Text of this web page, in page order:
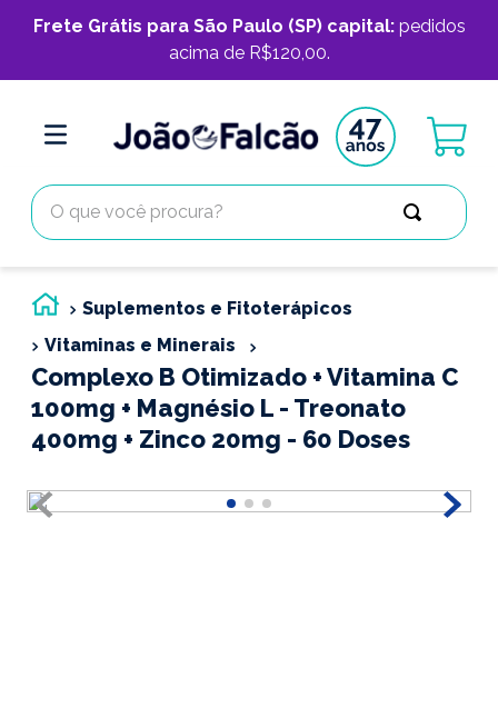
Frete Grátis para São Paulo (SP) capital:pedidos
acima de R$120,00.
O que você procura?
Suplementos e Fitoterápicos
Vitaminas e Minerais
Complexo B Otimizado + Vitamina C
100mg + Magnésio L - Treonato
400mg + Zinco 20mg - 60 Doses